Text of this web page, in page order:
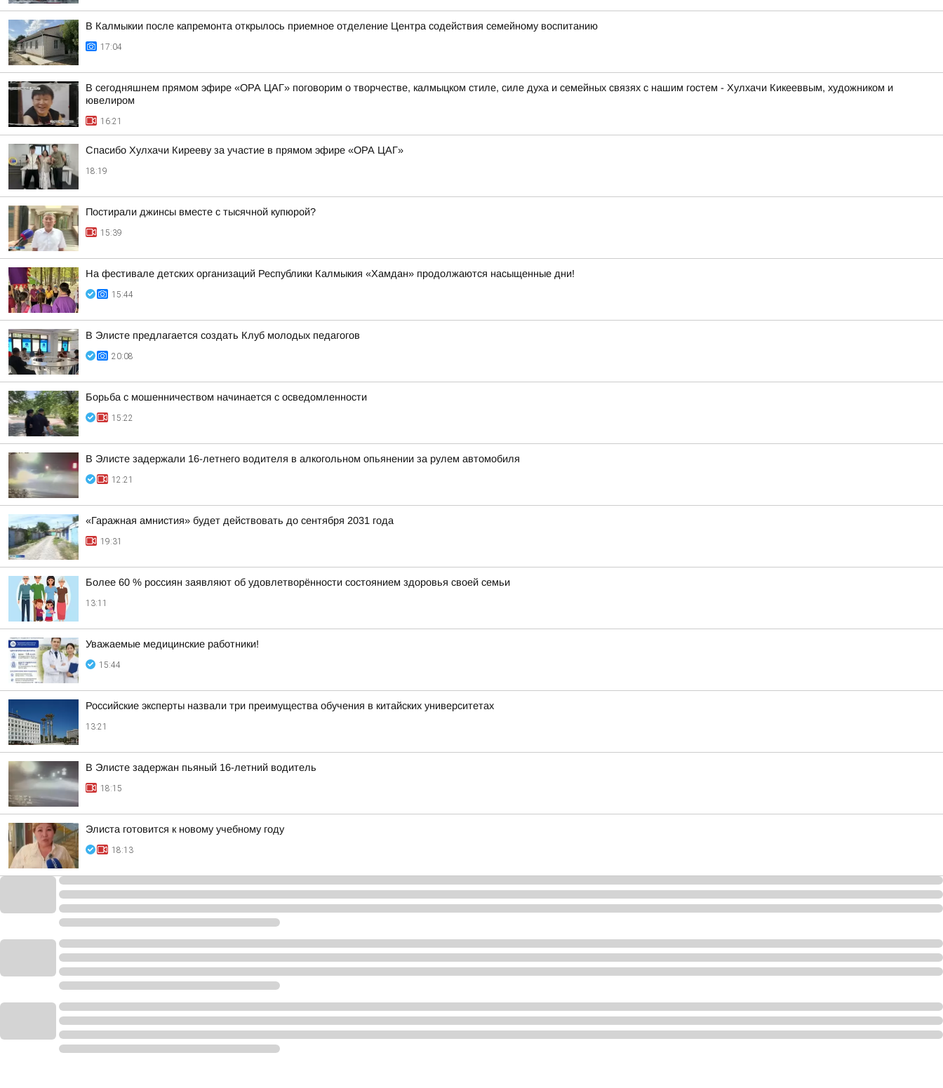
В Калмыкии после капремонта открылось приемное отделение Центра содействия семейному воспитанию
17:04
В сегодняшнем прямом эфире «ОРА ЦАГ» поговорим о творчестве, калмыцком стиле, силе духа и семейных связях с нашим гостем - Хулхачи Кикееввым, художником и
ювелиром
16:21
Спасибо Хулхачи Кирееву за участие в прямом эфире «ОРА ЦАГ»
18:19
Постирали джинсы вместе с тысячной купюрой?
15:39
На фестивале детских организаций Республики Калмыкия «Хамдан» продолжаются насыщенные дни!
15:44
В Элисте предлагается создать Клуб молодых педагогов
20:08
Борьба с мошенничеством начинается с осведомленности
15:22
В Элисте задержали 16-летнего водителя в алкогольном опьянении за рулем автомобиля
12:21
«Гаражная амнистия» будет действовать до сентября 2031 года
19:31
Более 60 % россиян заявляют об удовлетворённости состоянием здоровья своей семьи
13:11
Уважаемые медицинские работники!
15:44
Российские эксперты назвали три преимущества обучения в китайских университетах
13:21
В Элисте задержан пьяный 16-летний водитель
18:15
Элиста готовится к новому учебному году
18:13